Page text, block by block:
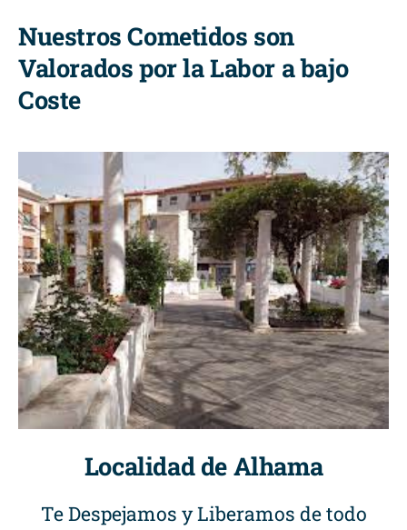
Nuestros Cometidos son
Valorados por la Labor a bajo
Coste
Localidad de Alhama
Te Despejamos y Liberamos de todo